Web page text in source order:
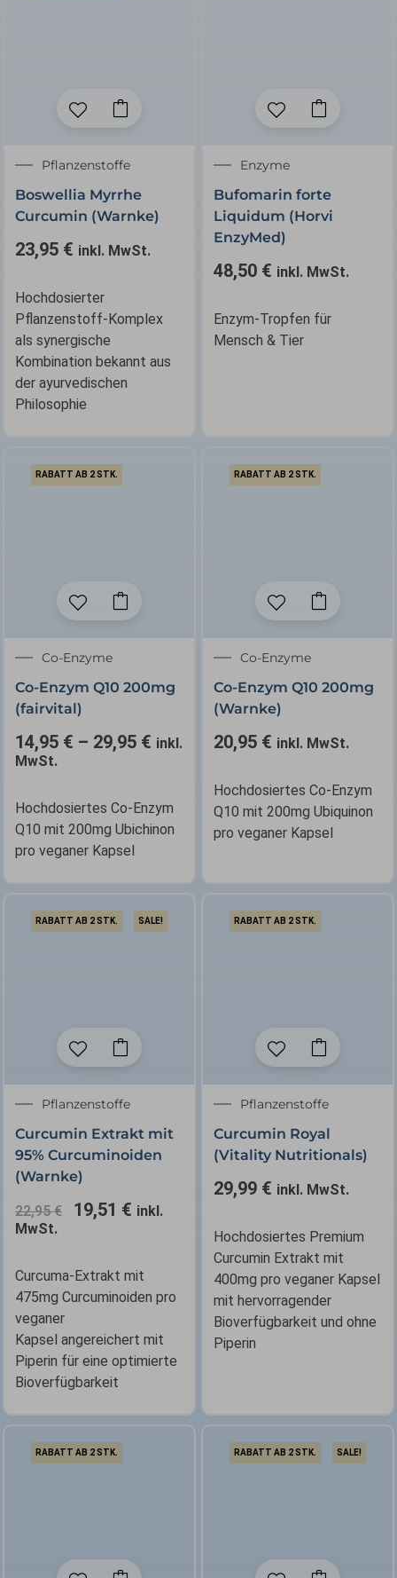
Pflanzenstoffe
Boswellia Myrrhe
Curcumin (Warnke)
23,95 € inkl. MwSt.
Hochdosierter
Pflanzenstoff-Komplex
als synergische
Kombination bekannt aus
der ayurvedischen
Philosophie
Enzyme
Bufomarin forte
Liquidum (Horvi
EnzyMed)
48,50 € inkl. MwSt.
Enzym-Tropfen für
Mensch & Tier
RABATT AB 2 STK.
Dieses
Produkt
weist
mehrere
Varianten
Optionen
der
Produktseite
gewählt
Co-Enzyme
Co-Enzym Q10 200mg
(fairvital)
14,95 € – 29,95 € inkl.
MwSt.
Hochdosiertes Co-Enzym
Q10 mit 200mg Ubichinon
pro veganer Kapsel
RABATT AB 2 STK.
Co-Enzyme
Co-Enzym Q10 200mg
(Warnke)
20,95 € inkl. MwSt.
Hochdosiertes Co-Enzym
Q10 mit 200mg Ubiquinon
pro veganer Kapsel
RABATT AB 2 STK. SALE!
Pflanzenstoffe
Curcumin Extrakt mit
95% Curcuminoiden
(Warnke)
22,95€
Ursprünglicher
Preis
war:
22,95 €
19,51 €
Preis
ist:
19,51 €.
inkl.
MwSt.
Curcuma-Extrakt mit
475mg Curcuminoiden pro
veganer
Kapsel angereichert mit
Piperin für eine optimierte
Bioverfügbarkeit
RABATT AB 2 STK.
Pflanzenstoffe
Curcumin Royal
(Vitality Nutritionals)
29,99 € inkl. MwSt.
Hochdosiertes Premium
Curcumin Extrakt mit
400mg pro veganer Kapsel
mit hervorragender
Bioverfügbarkeit und ohne
Piperin
RABATT AB 2 STK. RABATT AB 2 STK. SALE!